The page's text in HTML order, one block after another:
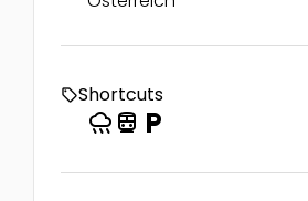
local_offerShortcuts
rainy directions_transit local_parking